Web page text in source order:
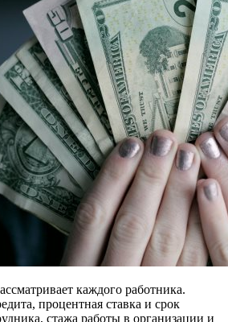
каждого работника.
процентная ставка и срок
стажа работы в организации и